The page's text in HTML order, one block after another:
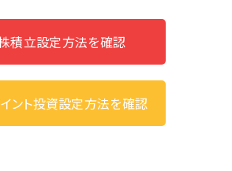
積立設定方法を確認
ント投資設定方法を確認